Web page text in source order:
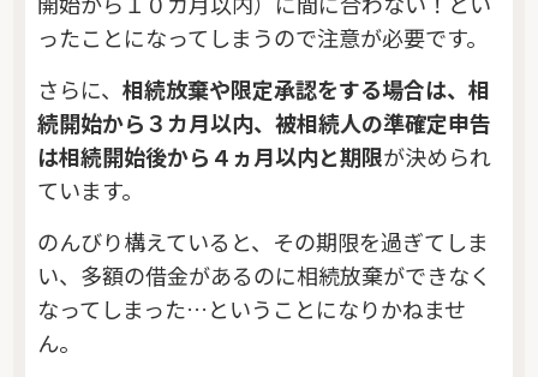
ったことになってしまうので注意が必要です。
さらに、相続放棄や限定承認をする場合は、相
続開始から３カ月以内、被相続人の準確定申告
は相続開始後から４ヵ月以内と期限が決められ
ています。
のんびり構えていると、その期限を過ぎてしま
い、多額の借金があるのに相続放棄ができなく
なってしまった…ということになりかねませ
ん。